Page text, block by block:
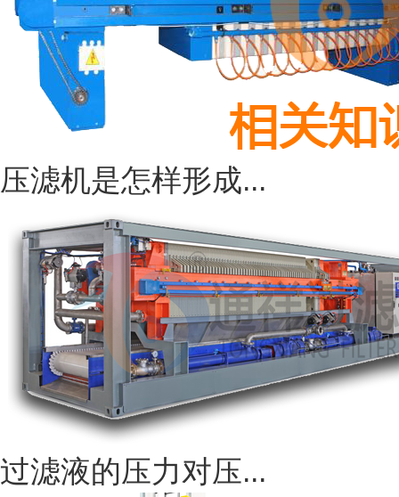
压滤机是怎样形成...
过滤液的压力对压...